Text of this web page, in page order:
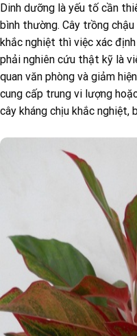
Dinh dưỡng là yếu tố cần
bình thường. Cây trồng
khắc nghiệt thì việc xác
phải nghiên cứu thật kỹ là
quan văn phòng và giảm
cung cấp trung vi lượng
cây kháng chịu khắc nghiệt,